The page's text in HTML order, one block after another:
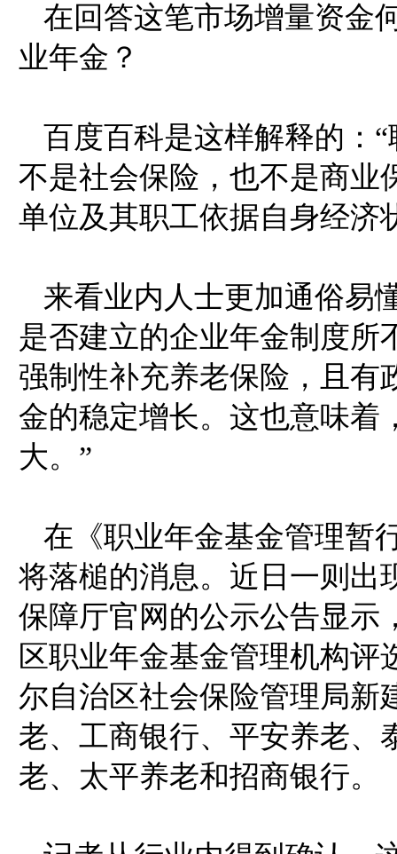
在回答这笔市场增量资金
业年金？
百度百科是这样解释的：
不是社会保险，也不是商业
单位及其职工依据自身经济
来看业内人士更加通俗易
是否建立的企业年金制度所
强制性补充养老保险，且有
金的稳定增长。这也意味着
大。”
在《职业年金基金管理暂
将落槌的消息。近日一则出
保障厅官网的公示公告显示
区职业年金基金管理机构
尔自治区社会保险管理局新
老、工商银行、平安养老、
老、太平养老和招商银行。